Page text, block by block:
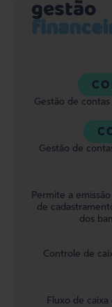
gestão
Gestão de
Gestão de
Permite a
de
dos
Controle de
Fluxo de